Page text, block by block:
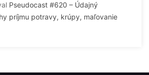
Pseudocast #620 – Údajný
príjmu potravy, krúpy, maľovanie